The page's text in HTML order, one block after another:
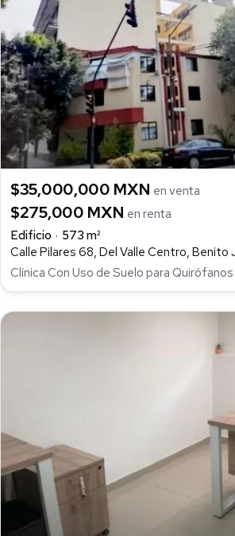
$35,000,000 MXN en venta
$275,000 MXN en renta
Edificio
573 m²
Calle Pilares 68, Del Valle Centro, Benito
Clínica Con Uso de Suelo para Quirófanos